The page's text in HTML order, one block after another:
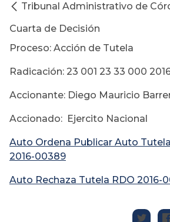
Tribunal Administrativo de
Cuarta de Decisión
Proceso: Acción de Tutela
Radicación: 23 001 23 33 000
Accionante: Diego Mauricio
Accionado: Ejercito Nacional
Auto Ordena Publicar Auto
2016-00389
Auto Rechaza Tutela RDO 2016-